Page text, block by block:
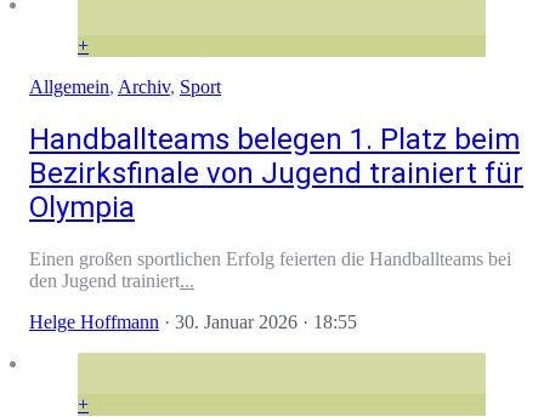
+
Allgemein, Archiv, Sport
Handballteams belegen 1. Platz beim
Bezirksfinale von Jugend trainiert für
Olympia
Einen großen sportlichen Erfolg feierten die Handballteams bei
den Jugend trainiert...
Helge Hoffmann · 30. Januar 2026 · 18:55
+